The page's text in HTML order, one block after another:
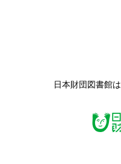
日本財団図書館